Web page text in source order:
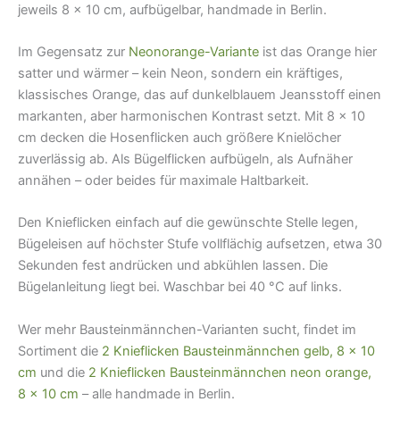
jeweils 8 × 10 cm, aufbügelbar, handmade in Berlin.
Im Gegensatz zur Neonorange-Variante ist das Orange hier
satter und wärmer – kein Neon, sondern ein kräftiges,
klassisches Orange, das auf dunkelblauem Jeansstoff einen
markanten, aber harmonischen Kontrast setzt. Mit 8 × 10
cm decken die Hosenflicken auch größere Knielöcher
zuverlässig ab. Als Bügelflicken aufbügeln, als Aufnäher
annähen – oder beides für maximale Haltbarkeit.
Den Knieflicken einfach auf die gewünschte Stelle legen,
Bügeleisen auf höchster Stufe vollflächig aufsetzen, etwa 30
Sekunden fest andrücken und abkühlen lassen. Die
Bügelanleitung liegt bei. Waschbar bei 40 °C auf links.
Wer mehr Bausteinmännchen-Varianten sucht, findet im
Sortiment die 2 Knieflicken Bausteinmännchen gelb, 8 × 10
cm und die 2 Knieflicken Bausteinmännchen neon orange,
8 × 10 cm – alle handmade in Berlin.